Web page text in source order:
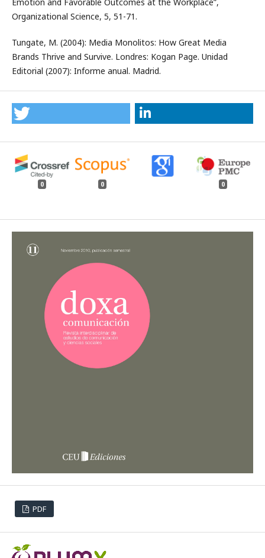
Emotion and Favorable Outcomes at the Workplace”,
Organizational Science, 5, 51-71.
Tungate, M. (2004): Media Monolitos: How Great Media
Brands Thrive and Survive. Londres: Kogan Page. Unidad
Editorial (2007): Informe anual. Madrid.
PDF
0 0 0